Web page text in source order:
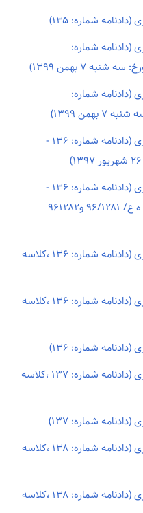
شماره: ۱۳۵)
(دادنامه شماره:
(دادنامه شماره:
رای هیات تخصصی دیوان عدالت اداری (دادنامه شماره: ۱۳۶ -
رای هیات تخصصی دیوان عدالت اداری (دادنامه شماره: ۱۳۶ -
۹۷۰۹۹۷۰۹۰۶۰۱۰۱۳۳ ،کلاسه پرونده: ه ع/ ۹۶/۱۲۸۱ و۹۶۱۲۸۲
رای هیات تخصصی دیوان عدالت اداری (دادنامه شماره: ۱۳۶ ،کلاسه
رای هیات تخصصی دیوان عدالت اداری (دادنامه شماره: ۱۳۶ ،کلاسه
شماره: ۱۳۶)
رای هیات تخصصی دیوان عدالت اداری (دادنامه شماره: ۱۳۷ ،کلاسه
شماره: ۱۳۷)
رای هیات تخصصی دیوان عدالت اداری (دادنامه شماره: ۱۳۸ ،کلاسه
رای هیات تخصصی دیوان عدالت اداری (دادنامه شماره: ۱۳۸ ،کلاسه